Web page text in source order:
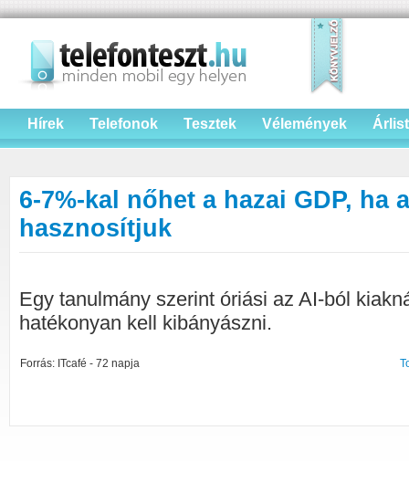
Hírek Telefonok Tesztek Vélemények
6-7%-kal nőhet a hazai GDP, ha
hasznosítjuk
Egy tanulmány szerint óriási az AI-ból
hatékonyan kell kibányászni.
Forrás: ITcafé - 72 napja